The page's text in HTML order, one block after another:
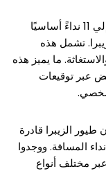
من خلال سنوات من المراقبة الدقيقة، حددت إلي 11 نداءً أساسيًا
تشمل هذه
ما يميز هذه
عبر توقيعات
شخصي.
الزيبرا قادرة
المسافة. ووجدوا
مختلف أنواع